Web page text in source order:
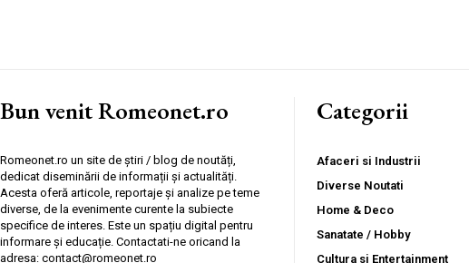
Bun venit Romeonet.ro
Romeonet.ro un site de știri / blog de noutăți,
dedicat diseminării de informații și actualități.
Acesta oferă articole, reportaje și analize pe teme
diverse, de la evenimente curente la subiecte
specifice de interes. Este un spațiu digital pentru
informare și educație. Contactati-ne oricand la
adresa: contact@romeonet.ro
Categorii
Afaceri si Industrii
Diverse Noutati
Home & Deco
Sanatate / Hobby
Cultura si Entertainment